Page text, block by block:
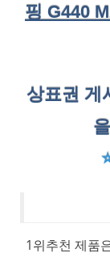
핑 G440
상표권 게
1위추천 제품